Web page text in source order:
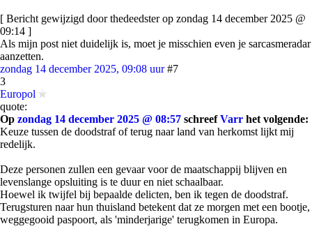
[ Bericht gewijzigd door thedeedster op zondag 14 december 2025 @
09:14 ]
Als mijn post niet duidelijk is, moet je misschien even je sarcasmeradar
aanzetten.
zondag 14 december 2025, 09:08 uur #7
3
Europol
quote:
Op zondag 14 december 2025 @ 08:57 schreefVarr het volgende:
Keuze tussen de doodstraf of terug naar land van herkomst lijkt mij
redelijk.
Deze personen zullen een gevaar voor de maatschappij blijven en
levenslange opsluiting is te duur en niet schaalbaar.
Hoewel ik twijfel bij bepaalde delicten, ben ik tegen de doodstraf.
Terugsturen naar hun thuisland betekent dat ze morgen met een bootje,
weggegooid paspoort, als 'minderjarige' terugkomen in Europa.